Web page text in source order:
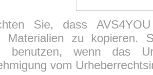
Sie, dass
Materialien zu kopieren.
benutzen, wenn das
vom